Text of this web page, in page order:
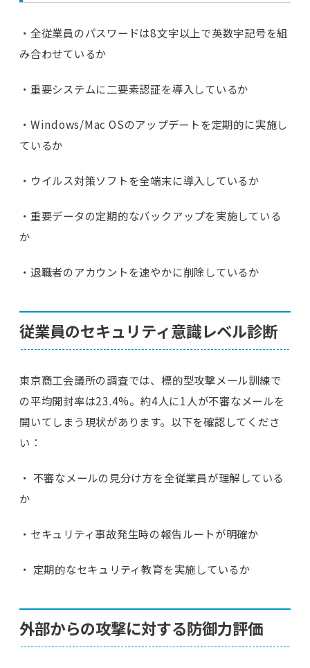
・全従業員のパスワードは8文字以上で英数字記号を組
み合わせているか
・重要システムに二要素認証を導入しているか
・Windows/Mac OSのアップデートを定期的に実施し
ているか
・ウイルス対策ソフトを全端末に導入しているか
・重要データの定期的なバックアップを実施している
か
・退職者のアカウントを速やかに削除しているか
従業員のセキュリティ意識レベル診断
東京商工会議所の調査では、標的型攻撃メール訓練で
の平均開封率は23.4%。約4人に1人が不審なメールを
開いてしまう現状があります。以下を確認してくださ
い：
・ 不審なメールの見分け方を全従業員が理解している
か
・セキュリティ事故発生時の報告ルートが明確か
・ 定期的なセキュリティ教育を実施しているか
外部からの攻撃に対する防御力評価